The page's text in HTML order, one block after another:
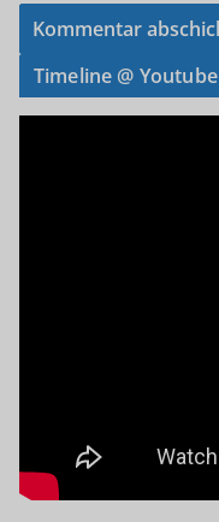
Timeline @ Youtube